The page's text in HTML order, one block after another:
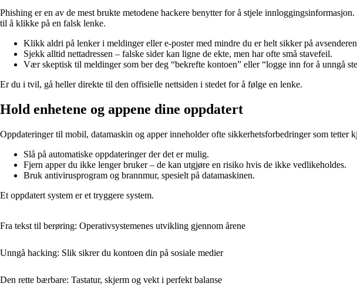
Phishing er en av de mest brukte metodene hackere benytter for å stjele
til å klikke på en falsk lenke.
Klikk aldri på lenker i meldinger eller e-poster med mindre du er helt sikker på
Sjekk alltid nettadressen – falske sider kan ligne de ekte, men har ofte små stavefeil.
Vær skeptisk til meldinger som ber deg “bekrefte kontoen” eller “logge inn for å unngå
Er du i tvil, gå heller direkte til den offisielle nettsiden i stedet for å følge en lenke.
Hold enhetene og appene dine oppdatert
Oppdateringer til mobil, datamaskin og apper inneholder ofte sikkerhetsforbedringer som tetter
Slå på automatiske oppdateringer der det er mulig.
Fjern apper du ikke lenger bruker – de kan utgjøre en risiko hvis de ikke vedlikeholdes.
Bruk antivirusprogram og brannmur, spesielt på datamaskinen.
Et oppdatert system er et tryggere system.
Fra tekst til berøring: Operativsystemenes utvikling gjennom årene
Unngå hacking: Slik sikrer du kontoen din på sosiale medier
Den rette bærbare: Tastatur, skjerm og vekt i perfekt balanse